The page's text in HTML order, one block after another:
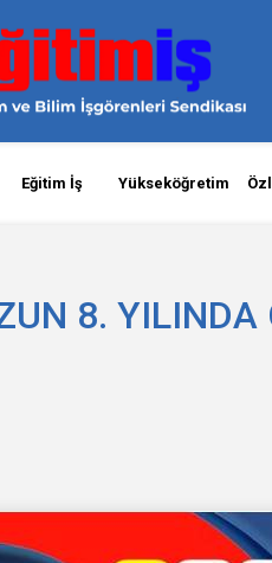
Eğitim İş Yükseköğretim
8. YILINDA